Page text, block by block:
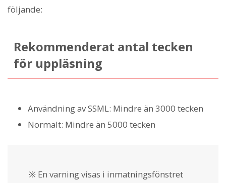
följande:
Rekommenderat antal tecken
för uppläsning
Användning av SSML: Mindre än 3000 tecken
Normalt: Mindre än 5000 tecken
※ En varning visas i inmatningsfönstret